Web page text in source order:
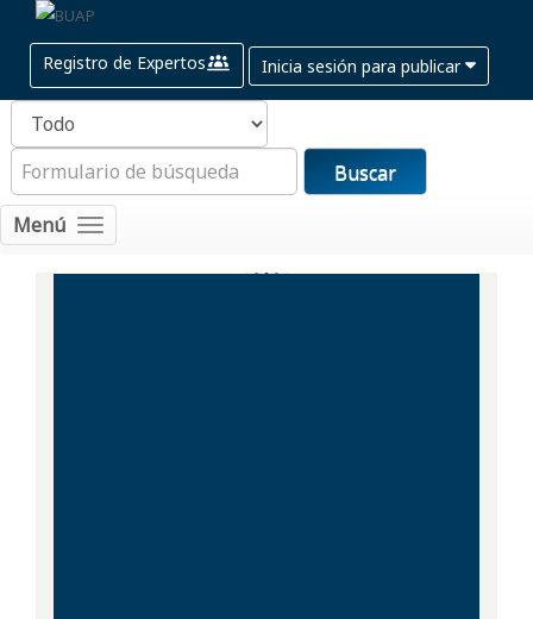
Registro de Expertos Inicia sesión para publicar
Buscar
Menú